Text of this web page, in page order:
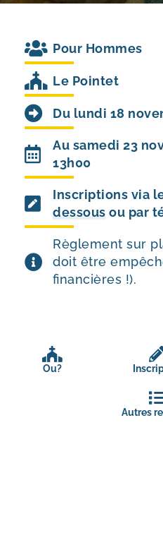
Pour Hommes
Le Pointet
Du lundi 18
Au samedi 23
13h00
Inscriptions via
dessous ou par
Règlement sur
doit être
financières !).
Ou?
Autres